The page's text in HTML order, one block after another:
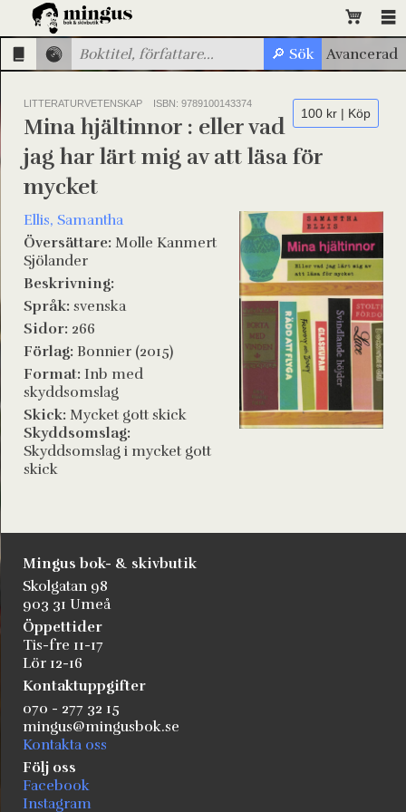
LITTERATURVETENSKAP ISBN: 9789100143374
100 kr | Köp
Mina hjältinnor : eller vad
jag har lärt mig av att läsa för
mycket
Ellis, Samantha
Översättare: Molle Kanmert
Sjölander
Beskrivning:
Språk: svenska
Sidor: 266
Förlag: Bonnier (2015)
Format: Inb med
skyddsomslag
Skick: Mycket gott skick
Skyddsomslag:
Skyddsomslag i mycket gott
skick
Mingus bok- & skivbutik
Skolgatan 98
903 31 Umeå
Öppettider
Tis-fre 11-17
Lör 12-16
Kontaktuppgifter
070 - 277 32 15
mingus@mingusbok.se
Kontakta oss
Följ oss
Facebook
Instagram